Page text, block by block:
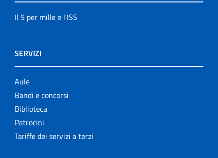
Il 5 per mille e l'ISS
SERVIZI
Aule
Bandi e concorsi
Biblioteca
Patrocini
Tariffe dei servizi a terzi